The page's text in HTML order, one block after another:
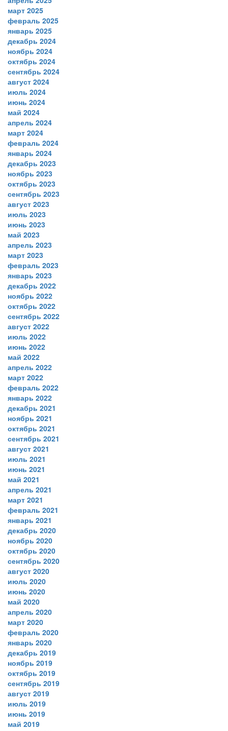
март 2025
февраль 2025
январь 2025
декабрь 2024
ноябрь 2024
октябрь 2024
сентябрь 2024
август 2024
июль 2024
июнь 2024
май 2024
апрель 2024
март 2024
февраль 2024
январь 2024
декабрь 2023
ноябрь 2023
октябрь 2023
сентябрь 2023
август 2023
июль 2023
июнь 2023
май 2023
апрель 2023
март 2023
февраль 2023
январь 2023
декабрь 2022
ноябрь 2022
октябрь 2022
сентябрь 2022
август 2022
июль 2022
июнь 2022
май 2022
апрель 2022
март 2022
февраль 2022
январь 2022
декабрь 2021
ноябрь 2021
октябрь 2021
сентябрь 2021
август 2021
июль 2021
июнь 2021
май 2021
апрель 2021
март 2021
февраль 2021
январь 2021
декабрь 2020
ноябрь 2020
октябрь 2020
сентябрь 2020
август 2020
июль 2020
июнь 2020
май 2020
апрель 2020
март 2020
февраль 2020
январь 2020
декабрь 2019
ноябрь 2019
октябрь 2019
сентябрь 2019
август 2019
июль 2019
июнь 2019
май 2019